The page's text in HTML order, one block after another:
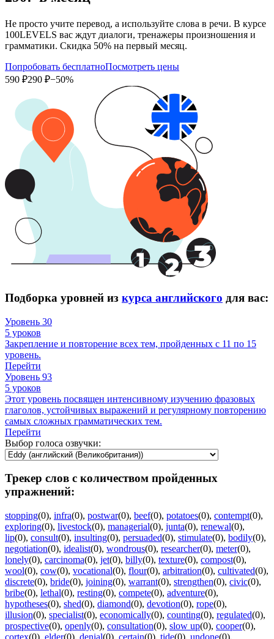
Не просто учите перевод, а используйте слова в речи. В курсе
100LEVELS вас ждут диалоги, тренажеры произношения и
грамматики. Скидка 50% на первый месяц.
Попробовать бесплатноПосмотреть цены
590 ₽290 ₽−50%
Подборка уровней из курса английского для вас:
Уровень 30
5 уроков
Закрепление и повторение всех тем, пройденных с 11 по 15
уровень.
Перейти
Уровень 93
5 уроков
Этот уровень посвящен интенсивному изучению фразовых
глаголов, устойчивых выражений и регулярному повторению
самых сложных грамматических тем.
Перейти
Выбор голоса озвучки:
Трекер слов с количеством пройденных
упражнений:
stopping(0), infra(0), postwar(0), beef(0), potatoes(0), contempt(0),
exploring(0), livestock(0), managerial(0), junta(0), renewal(0),
lip(0), consult(0), insulting(0), persuaded(0), stimulate(0), bodily(0),
negotiation(0), idealist(0), wondrous(0), researcher(0), meter(0),
lonely(0), carcinoma(0), jet(0), billy(0), texture(0), compost(0),
wool(0), cow(0), vocational(0), flour(0), arbitration(0), cultivated(0),
discrete(0), bride(0), joining(0), warrant(0), strengthen(0), civic(0),
bribe(0), lethal(0), resting(0), compete(0), adventure(0),
hypotheses(0), shed(0), diamond(0), devotion(0), rope(0),
illusion(0), specialist(0), economically(0), counting(0), regulated(0),
prospective(0), openly(0), consultation(0), slow up(0), cooper(0),
cortex(0), elder(0), denial(0), certain(0), tide(0), undone(0),